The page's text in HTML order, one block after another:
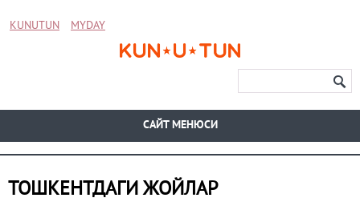
KUNUTUN MYDAY
CАЙТ МЕНЮСИ
ТОШКЕНТДАГИ ЖОЙЛАР